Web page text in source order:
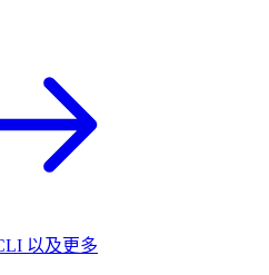
以及更多